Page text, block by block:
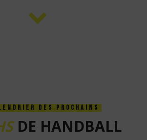
DES PROCHAINS
DE HANDBALL